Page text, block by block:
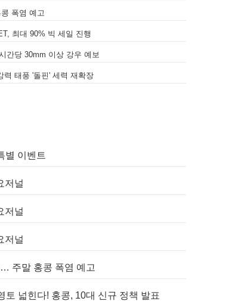
폭염 예고
최대 90% 빅 세일 진행
간당 30mm 이상 강우 예보
태풍 '돌핀' 세력 재확장
별 이벤트
저널
저널
저널
주말 홍콩 폭염 예고
토 넓힌다! 홍콩, 10대 신규 정책 발표